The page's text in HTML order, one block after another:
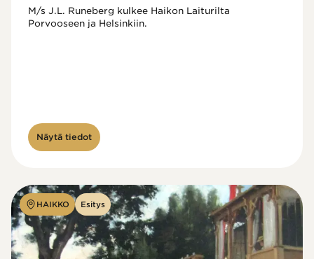
M/s J.L. Runeberg kulkee Haikon Laiturilta
Porvooseen ja Helsinkiin.
Näytä tiedot
HAIKKO Esitys